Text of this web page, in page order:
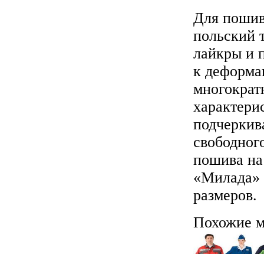
Для
польский
лайкры и
к
пошива
«Милада»
размеров.
Похожие